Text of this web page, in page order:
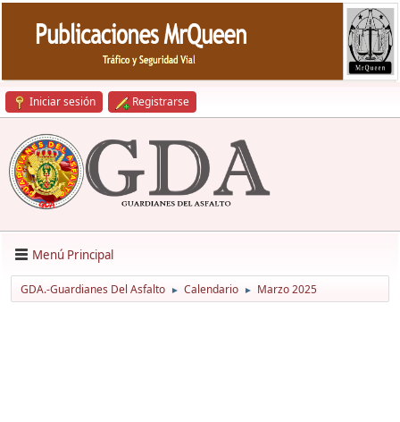
Iniciar sesión Registrarse
Menú Principal
GDA.-Guardianes Del Asfalto ► Calendario ► Marzo 2025